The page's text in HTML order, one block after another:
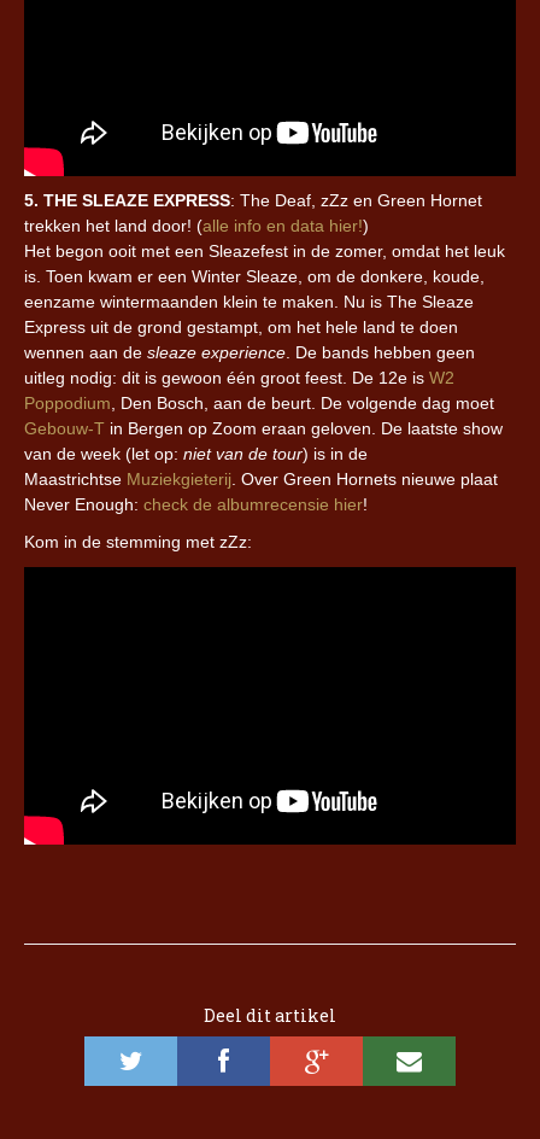
5. THE SLEAZE EXPRESS: The Deaf, zZz en Green Hornet
trekken het land door! (alle info en data hier!)
Het begon ooit met een Sleazefest in de zomer, omdat het leuk
is. Toen kwam er een Winter Sleaze, om de donkere, koude,
eenzame wintermaanden klein te maken. Nu is The Sleaze
Express uit de grond gestampt, om het hele land te doen
wennen aan de sleaze experience . De bands hebben geen
uitleg nodig: dit is gewoon één groot feest. De 12e is W2
Poppodium , Den Bosch, aan de beurt. De volgende dag moet
Gebouw-T in Bergen op Zoom eraan geloven. De laatste show
van de week (let op: niet van de tour) is in de
Maastrichtse Muziekgieterij . Over Green Hornets nieuwe plaat
Never Enough: check de albumrecensie hier!
Kom in de stemming met zZz:
Deel dit artikel